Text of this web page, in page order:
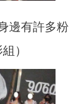
邊有許多粉
）